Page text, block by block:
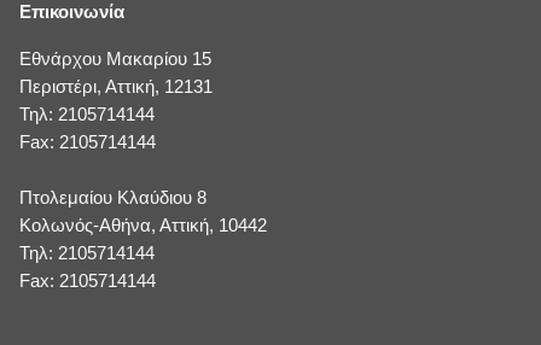
Επικοινωνία
Εθνάρχου Μακαρίου 15
Περιστέρι, Αττική, 12131
Τηλ: 2105714144
Fax: 2105714144
Πτολεμαίου Κλαύδιου 8
Κολωνός-Αθήνα, Αττική, 10442
Τηλ: 2105714144
Fax: 2105714144